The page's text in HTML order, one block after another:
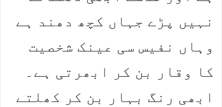
نہیں پڑے جہاں کچھ دھند ہے
وہاں نفیس سی عینک شخصیت
کا وقار بن کر ابھرتی ہے۔
ابھی رنگ بہار بن کر کھلتے